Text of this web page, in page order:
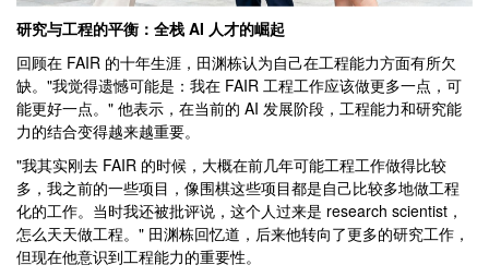
研究与工程的平衡：全栈 AI 人才的崛起
回顾在 FAIR 的十年生涯，田渊栋认为自己在工程能力方面有所欠
缺。"我觉得遗憾可能是：我在 FAIR 工程工作应该做更多一点，可
能更好一点。" 他表示，在当前的 AI 发展阶段，工程能力和研究能
力的结合变得越来越重要。
"我其实刚去 FAIR 的时候，大概在前几年可能工程工作做得比较
多，我之前的一些项目，像围棋这些项目都是自己比较多地做工程
化的工作。当时我还被批评说，这个人过来是 research scientist，
怎么天天做工程。" 田渊栋回忆道，后来他转向了更多的研究工作，
但现在他意识到工程能力的重要性。